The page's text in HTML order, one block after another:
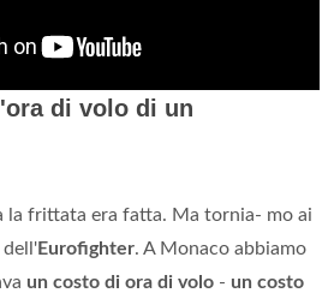
di volo di un
la frittata era fatta. Ma tornia- mo ai
dell'Eurofighter. A Monaco abbiamo
un costo di ora di volo - un costo